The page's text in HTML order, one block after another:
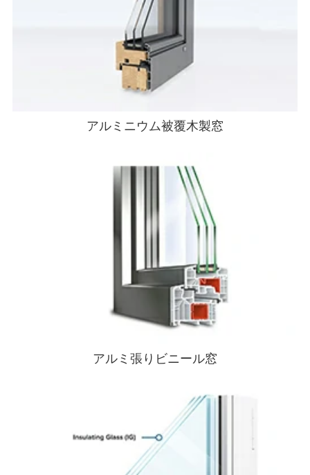
アルミニウム被覆木製窓
アルミ張りビニール窓